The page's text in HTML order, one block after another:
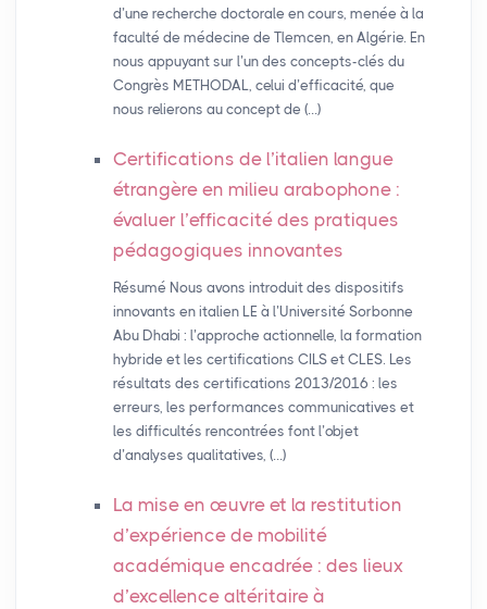
d’une recherche doctorale en cours, menée à la
faculté de médecine de Tlemcen, en Algérie. En
nous appuyant sur l’un des concepts-clés du
Congrès METHODAL, celui d’efficacité, que
nous relierons au concept de (…)
Certifications de l’italien langue
étrangère en milieu arabophone :
évaluer l’efficacité des pratiques
pédagogiques innovantes
Résumé Nous avons introduit des dispositifs
innovants en italien LE à l’Université Sorbonne
Abu Dhabi : l’approche actionnelle, la formation
hybride et les certifications CILS et CLES. Les
résultats des certifications 2013/2016 : les
erreurs, les performances communicatives et
les difficultés rencontrées font l’objet
d’analyses qualitatives, (…)
La mise en œuvre et la restitution
d’expérience de mobilité
académique encadrée : des lieux
d’excellence altéritaire à